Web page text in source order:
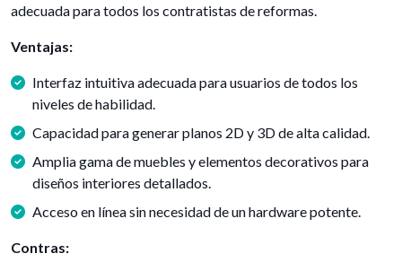
adecuada para todos los contratistas de reformas.
Ventajas:
Interfaz intuitiva adecuada para usuarios de todos los
niveles de habilidad.
Capacidad para generar planos 2D y 3D de alta calidad.
Amplia gama de muebles y elementos decorativos para
diseños interiores detallados.
Acceso en línea sin necesidad de un hardware potente.
Contras: